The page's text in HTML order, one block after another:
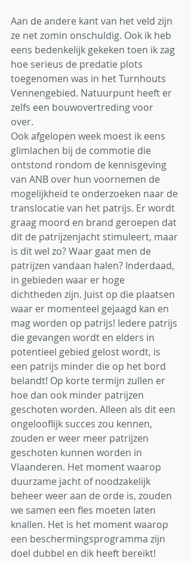
Aan de andere kant van het veld zijn
ze net zomin onschuldig. Ook ik heb
eens bedenkelijk gekeken toen ik zag
hoe serieus de predatie plots
toegenomen was in het Turnhouts
Vennengebied. Natuurpunt heeft er
zelfs een bouwovertreding voor
over.
Ook afgelopen week moest ik eens
glimlachen bij de commotie die
ontstond rondom de kennisgeving
van ANB over hun voornemen de
mogelijkheid te onderzoeken naar de
translocatie van het patrijs. Er wordt
graag moord en brand geroepen dat
dit de patrijzenjacht stimuleert, maar
is dit wel zo? Waar gaat men de
patrijzen vandaan halen? Inderdaad,
in gebieden waar er hoge
dichtheden zijn. Juist op die plaatsen
waar er momenteel gejaagd kan en
mag worden op patrijs! Iedere patrijs
die gevangen wordt en elders in
potentieel gebied gelost wordt, is
een patrijs minder die op het bord
belandt! Op korte termijn zullen er
hoe dan ook minder patrijzen
geschoten worden. Alleen als dit een
ongelooflijk succes zou kennen,
zouden er weer meer patrijzen
geschoten kunnen worden in
Vlaanderen. Het moment waarop
duurzame jacht of noodzakelijk
beheer weer aan de orde is, zouden
we samen een fles moeten laten
knallen. Het is het moment waarop
een beschermingsprogramma zijn
doel dubbel en dik heeft bereikt!